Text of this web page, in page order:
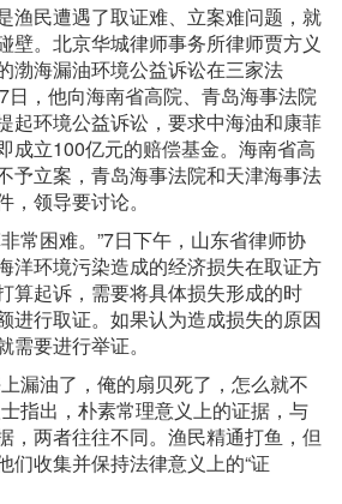
渔民遭遇了取证难、立案难问题，就
壁。北京华城律师事务所律师贾方义
渤海漏油环境公益诉讼在三家法
日，他向海南省高院、青岛海事法院
起环境公益诉讼，要求中海油和康菲
成立100亿元的赔偿基金。海南省高
予立案，青岛海事法院和天津海事法
领导要讨论。
常困难。”7日下午，山东省律师协
洋环境污染造成的经济损失在取证方
算起诉，需要将具体损失形成的时
进行取证。如果认为造成损失的原因
要进行举证。
漏油了，俺的扇贝死了，怎么就不
指出，朴素常理意义上的证据，与
，两者往往不同。渔民精通打鱼，但
们收集并保持法律意义上的“证